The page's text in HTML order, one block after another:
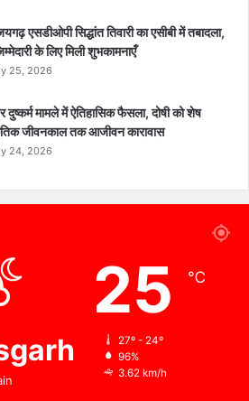
एसडीओपी सिद्धांत तिवारी का एसीबी में तबादला,
के लिए मिली शुभकामनाएँ
25, 2026
दुष्कर्म मामले में ऐतिहासिक फैसला, दोषी को शेष
जीवनकाल तक आजीवन कारावास
24, 2026
25 ℃
27º - 24º
96%
3.62 km/h